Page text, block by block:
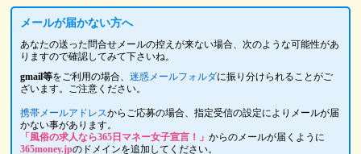
メールが届かない方へ
あなたの送った問合せメールの控えが来ない場合、次のような可能性があ
りますので確認してみて下さいね。
gmail等をご利用の場合、迷惑メールフォルダに振り分けられることがご
ざいます。ご注意ください。
携帯メールアドレスからご応募の場合、指定受信の設定によりメールが届
かない事があります。
「風俗の求人なら365日マネー女子宣言！」からのメールが届くように
365money.jpのドメインを追加してください。